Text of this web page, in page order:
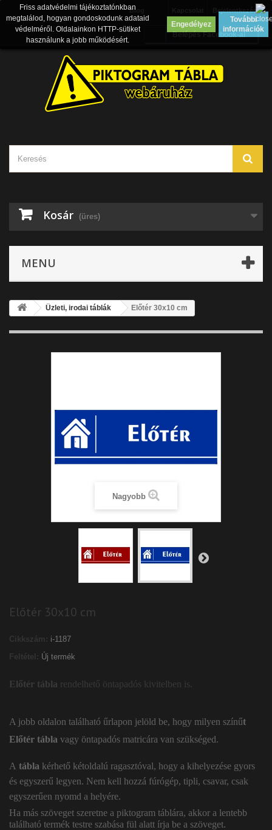
Bejelentkezés
Blog
Belépés Facebook-al
Kosár (üres)
MENU
Friss adatvédelmi tájékoztatónkban
megtalálod, hogyan gondoskodunk adataid
védelméről. Oldalainkon HTTP-sütiket
használunk a jobb működésért.
Engedélyez
További
információk
Üzleti, irodai táblák Előtér 30x10 cm
Nagyobb
Előtér 30x10 cm
Cikkszám: i-1187
Feltétel: Új termék
Előtér tábla rendelhető öntapadós kivitelben is.
A jobb oldalon található űrlapon jelöld be, hogy milyen színűt
Előtér tábla vagy öntapadós matricára van szükséged.
A tábla kérhető kétoldalú ragasztóval, hogy a kihelyezése gyors
és egyszerű legyen. Nem kell hozzá fúrógép, tipli, csavar, csak
egyszerűen nyomd a helyére.
Ha más szöveget szeretne a piktogram táblára, akkor a lentebb
található termék testre szabása fül alatt írja be a szöveget.